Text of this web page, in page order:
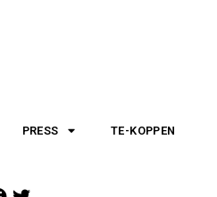
PRESS TE-KOPPEN